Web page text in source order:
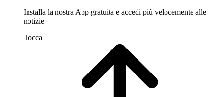
Installa la nostra App gratuita e accedi più velocemente alle
notizie
Tocca